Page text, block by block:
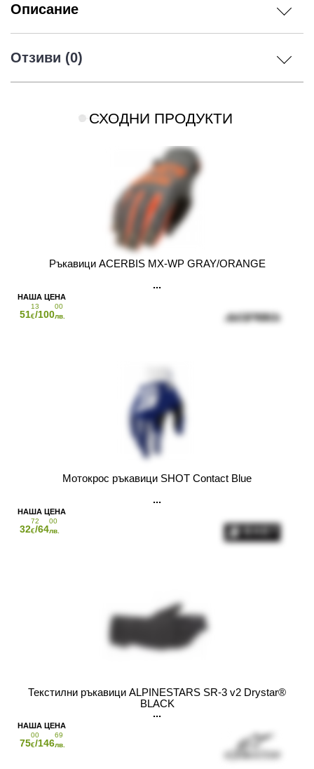
Описание
Отзиви (0)
СХОДНИ ПРОДУКТИ
Ръкавици ACERBIS MX-WP GRAY/ORANGE
51
13
€/100
00
лв.
Мотокрос ръкавици SHOT Contact Blue
32
72
€/64
00
лв.
Текстилни ръкавици ALPINESTARS SR-3 v2 Drystar®
BLACK
75
00
€/146
69
лв.